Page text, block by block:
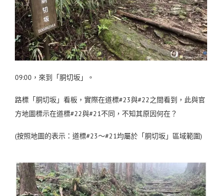
09:00，來到「胴切坂」。
路標「胴切坂」看板，實際在道標#23與#22之間看到，此與官
方地圖標示在道標#22與#21不同，不知其原因何在？
(按照地圖的表示：道標#23～#21均屬於「胴切坂」區域範圍)